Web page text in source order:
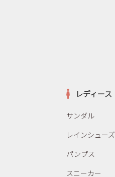
レディース
サンダル
レインシューズ
パンプス
スニーカー